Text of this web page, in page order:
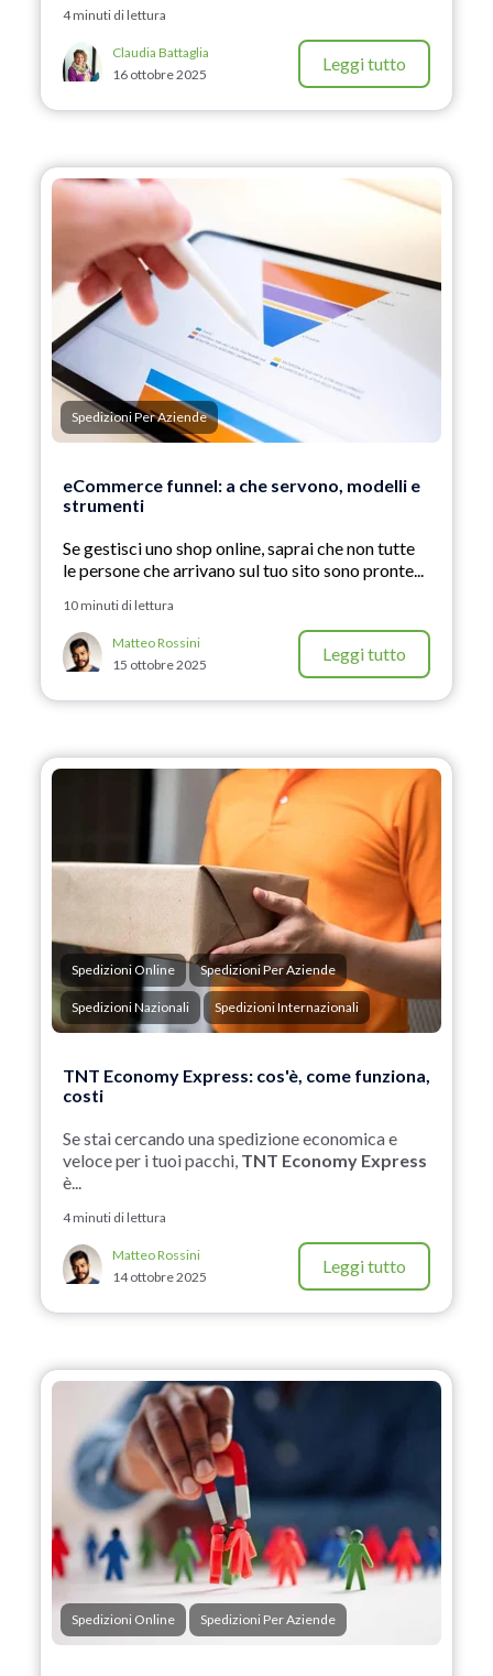
4 minuti di lettura
Claudia Battaglia
16 ottobre 2025
Leggi tutto
Spedizioni Per Aziende
eCommerce funnel: a che servono, modelli e
strumenti
Se gestisci uno shop online, saprai che non tutte
le persone che arrivano sul tuo sito sono pronte...
10 minuti di lettura
Matteo Rossini
15 ottobre 2025
Leggi tutto
Spedizioni Online Spedizioni Per Aziende
Spedizioni Nazionali Spedizioni Internazionali
TNT Economy Express: cos'è, come funziona,
costi
Se stai cercando una spedizione economica e
veloce per i tuoi pacchi, TNT Economy Express
è...
4 minuti di lettura
Matteo Rossini
14 ottobre 2025
Leggi tutto
Spedizioni Online Spedizioni Per Aziende